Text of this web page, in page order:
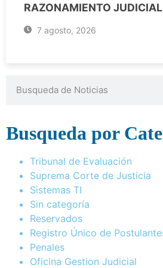
RAZONAMIENTO JUDICIAL
7 agosto, 2026
Busqueda por
Tribunal de Evaluación
Suprema Corte de Justicia
Sistemas TI
Sin categoría
Reservados
Registro Único de
Penales
Oficina Gestion Judicial